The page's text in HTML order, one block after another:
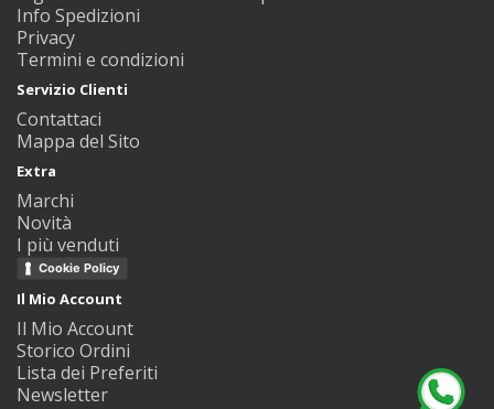
Info Spedizioni
Privacy
Termini e condizioni
Servizio Clienti
Contattaci
Mappa del Sito
Extra
Marchi
Novità
I più venduti
Cookie Policy
Il Mio Account
Il Mio Account
Storico Ordini
Lista dei Preferiti
Newsletter